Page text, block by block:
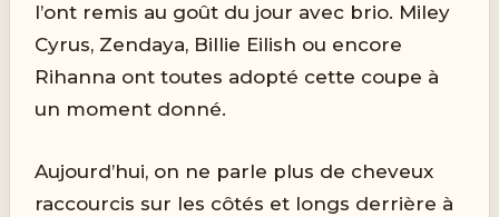
l’ont remis au goût du jour avec brio. Miley
Cyrus, Zendaya, Billie Eilish ou encore
Rihanna ont toutes adopté cette coupe à
un moment donné.
Aujourd’hui, on ne parle plus de cheveux
raccourcis sur les côtés et longs derrière à